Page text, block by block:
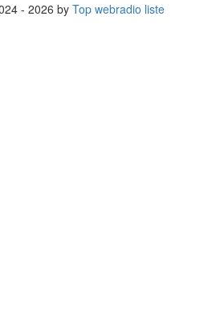
- 2026 by Top webradio liste